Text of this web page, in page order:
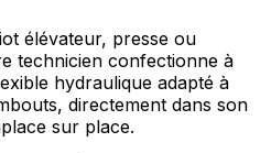
élévateur, presse ou
technicien confectionne à
hydraulique adapté à
directement dans son
sur place.